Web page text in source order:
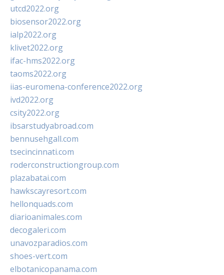
utcd2022.org
biosensor2022.org
ialp2022.org
klivet2022.org
ifac-hms2022.org
taoms2022.org
iias-euromena-conference2022.org
ivd2022.org
csity2022.org
ibsarstudyabroad.com
bennusehgall.com
tsecincinnati.com
roderconstructiongroup.com
plazabatai.com
hawkscayresort.com
hellonquads.com
diarioanimales.com
decogaleri.com
unavozparadios.com
shoes-vert.com
elbotanicopanama.com